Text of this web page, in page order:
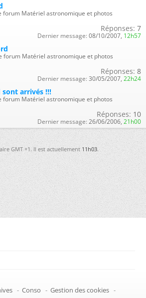
forum Matériel astronomique et photos
Réponses: 7
Dernier message: 08/10/2007, 12h57
forum Matériel astronomique et photos
Réponses: 8
Dernier message: 30/05/2007, 22h24
arrivés !!!
forum Matériel astronomique et photos
Réponses: 10
Dernier message: 26/06/2006, 21h00
GMT +1. Il est actuellement11h03.
- Conso - Gestion des cookies -